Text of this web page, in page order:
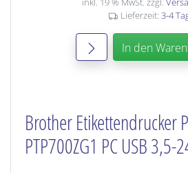
Lieferzeit: 3-4
In den
Brother Etikettendrucker
PTP700ZG1 PC USB 3,5-